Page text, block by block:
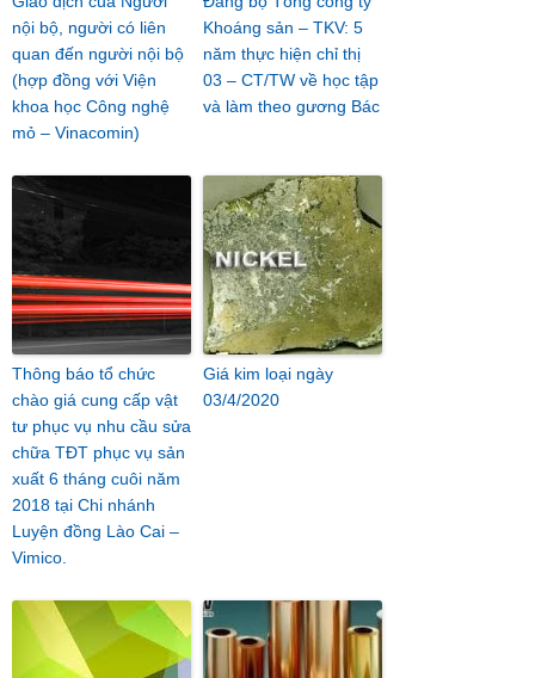
nội bộ, người có liên
quan đến người nội bộ
(hợp đồng với Viện
khoa học Công nghệ
mỏ – Vinacomin)
Khoáng sản – TKV: 5
năm thực hiện chỉ thị
03 – CT/TW về học tập
và làm theo gương Bác
Thông báo tổ chức
chào giá cung cấp vật
tư phục vụ nhu cầu sửa
chữa TĐT phục vụ sản
xuất 6 tháng cuôi năm
2018 tại Chi nhánh
Luyện đồng Lào Cai –
Vimico.
Giá kim loại ngày
03/4/2020